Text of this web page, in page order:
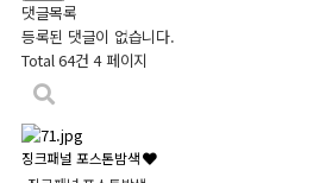
댓글목록
등록된 댓글이 없습니다.
Total 64건 4 페이지
징크패널 포스톤밤색